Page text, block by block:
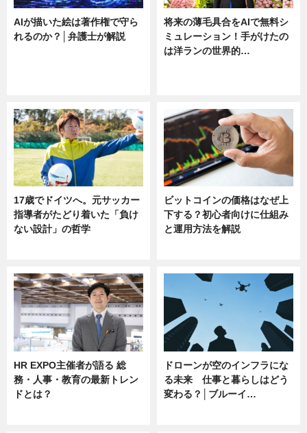
AIが描いた絵は著作権で守ら
れるのか？│弁護士が解説
将来の薄毛具合をAIで無料シ
ミュレーション！手がけたの
は洋ランの世界的…
17歳でドイツへ。元サッカー
指導者がたどり着いた「負け
ない設計」の哲学
ビットコインの価格はなぜ上
下する？初心者向けに仕組み
と運用方法を解説
HR EXPO主催者が語る 総
務・人事・教育の最新トレン
ドとは？
ドローンが空のインフラにな
る未来 仕事と暮らしはどう
変わる？│ブルーイ…